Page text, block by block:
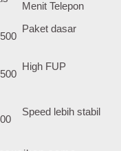
Menit Telepon
Paket dasar
High FUP
Speed lebih stabil